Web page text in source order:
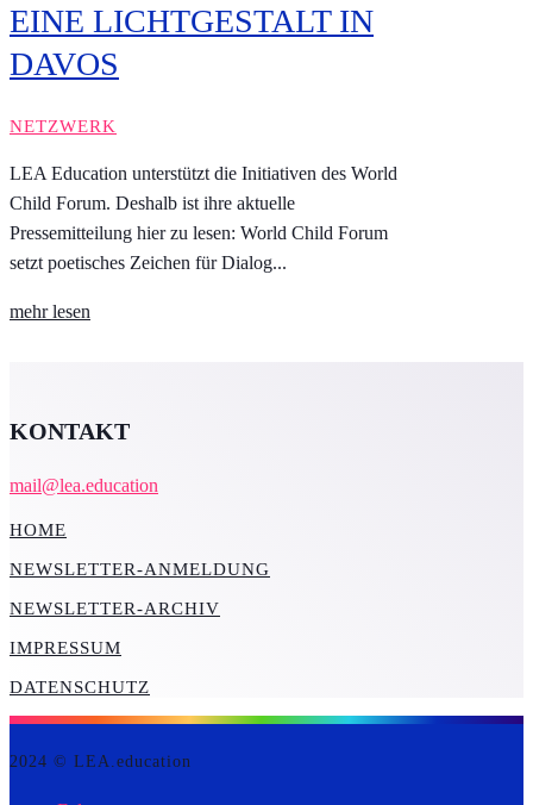
EINE LICHTGESTALT IN
DAVOS
NETZWERK
LEA Education unterstützt die Initiativen des World
Child Forum. Deshalb ist ihre aktuelle
Pressemitteilung hier zu lesen: World Child Forum
setzt poetisches Zeichen für Dialog...
mehr lesen
KONTAKT
mail@lea.education
HOME
NEWSLETTER-ANMELDUNG
NEWSLETTER-ARCHIV
IMPRESSUM
DATENSCHUTZ
2024 © LEA.education